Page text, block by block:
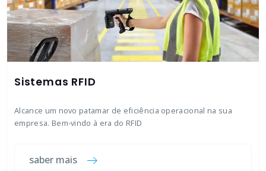
Sistemas RFID
Alcance um novo patamar de eficiência operacional na sua
empresa. Bem-vindo à era do RFID
saber mais